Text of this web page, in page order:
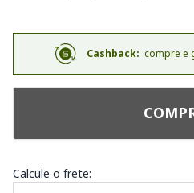
Cashback: compre e
Calcule o frete: